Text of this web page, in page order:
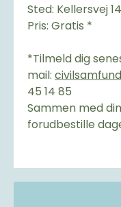
Sted: Kellersvej
Pris: Gratis *
*Tilmeld dig
mail:
45 14 85
Sammen med
forudbestille